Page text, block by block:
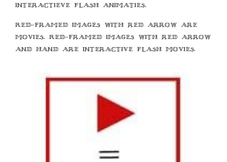
interactieve flash animaties.
Red-framed images with red arrow are
movies. Red-framed images with red arrow
and hand are interactive flash movies.